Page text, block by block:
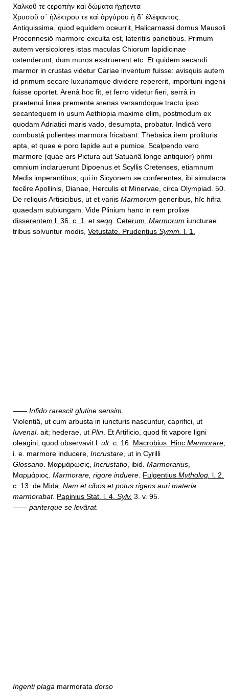
Χαλκοῦ τε ςεροπὴν καὶ δώματα ἠχήεντα
Χρυσοῦ σ᾿ ἠλέκτρου τε καὶ ἀργύρου ἠ δ᾿ ἐλέφαντος.
Antiquissima, quod equidem oceurrit, Halicarnassi domus Mausoli
Proconnesiô marmore exculta est, lateritiis parietibus. Primum
autem versicolores istas maculas Chiorum lapidicinae
ostenderunt, dum muros exstruerent etc. Et quidem secandi
marmor in crustas videtur Cariae inventum fuisse: avisquis autem
id primum secare luxuriamque dividere repererit, importuni ingenii
fuisse oportet. Arenâ hoc fit, et ferro videtur fieri, serrâ in
praetenui linea premente arenas versandoque tractu ipso
secantequem in usum Aethiopia maxime olim, postmodum ex
quodam Adriatici maris vado, desumpta, probatur. Indicâ vero
combustâ polientes marmora fricabant: Thebaica item prolituris
apta, et quae e poro lapide aut e pumice. Scalpendo vero
marmore (quae ars Pictura aut Satuariâ longe antiquior) primi
omnium inclaruerunt Dipoenus et Scyllis Cretenses, etiamnum
Medis imperantibus; qui in Sicyonem se conferentes, ibi simulacra
fecêre Apollinis, Dianae, Herculis et Minervae, circa Olympiad. 50.
De reliquis Artisicibus, ut et variis Marmorum generibus, hîc hifra
quaedam subiungam. Vide Plinium hanc in rem prolixe
disserentem l. 36. c. 1.
et seqq. Ceterum, Marmorum iuncturae
tribus solvuntur modis, Vetustate. Prudentius Symm. l. 1.
—— Infido rarescit glutine sensim.
Violentiâ, ut cum arbusta in iuncturis nascuntur, caprifici, ut
Iuvenal. ait; hederae, ut Plin . Et Artificio, quod fit vapore ligni
oleagini, quod observavit l. ult. c. 16. Macrobius. Hinc Marmorare
i. e. marmore inducere, Incrustare , ut in Cyrilli
Glossario . Μαρμάρωσις, Incrustatio , ibid. Marmorarius
Μαρμάριος. Marmorare, rigore induere Fulgentius Mytholog. l. 2.
c. 13. de Mida, Nam et cibos et potus rigens auri materia
marmorabat. Papinius Stat. l. 4. Sylv. 3. v. 95.
—— pariterque se levârat.
Ingenti plaga marmorata dorso